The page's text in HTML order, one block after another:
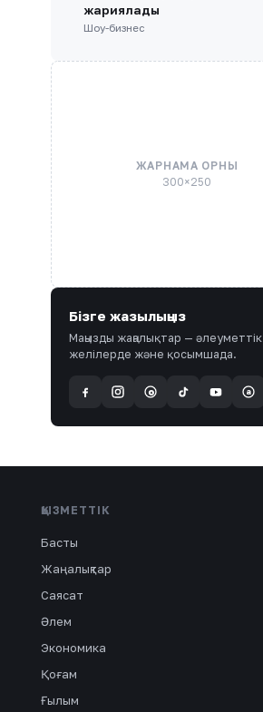
жариялады
Шоу-бизнес
ЖАРНАМА ОРНЫ
300×250
Бізге жазылыңыз
Маңызды жаңалықтар — әлеуметтік
желілерде және қосымшада.
@ a
ҚЫЗМЕТТІК
Басты
Жаңалықтар
Саясат
Әлем
Экономика
Қоғам
Ғылым